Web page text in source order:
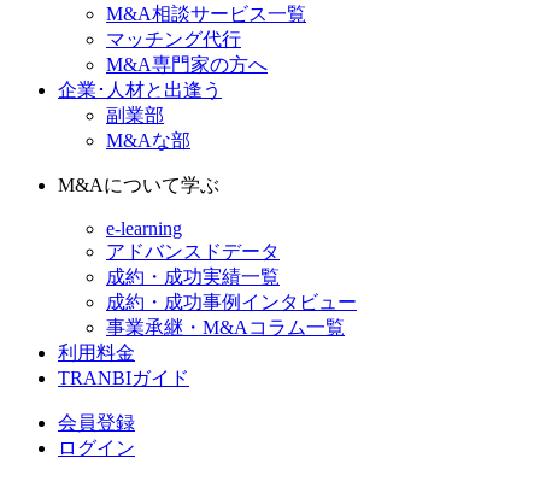
M&A相談サービス一覧
マッチング代行
M&A専門家の方へ
企業･人材と出逢う
副業部
M&Aな部
M&Aについて学ぶ
e-learning
アドバンスドデータ
成約・成功実績一覧
成約・成功事例インタビュー
事業承継・M&Aコラム一覧
利用料金
TRANBIガイド
会員登録
ログイン